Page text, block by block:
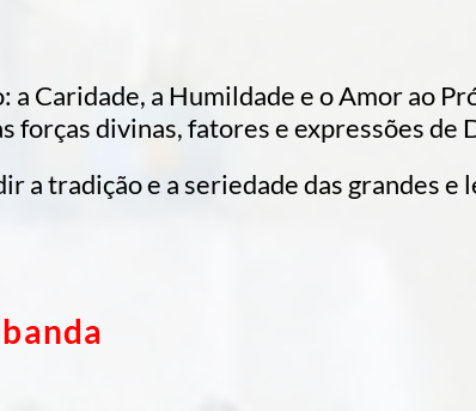
Caridade, a Humildade e o Amor ao
forças divinas, fatores e expressões de
tradição e a seriedade das grandes e